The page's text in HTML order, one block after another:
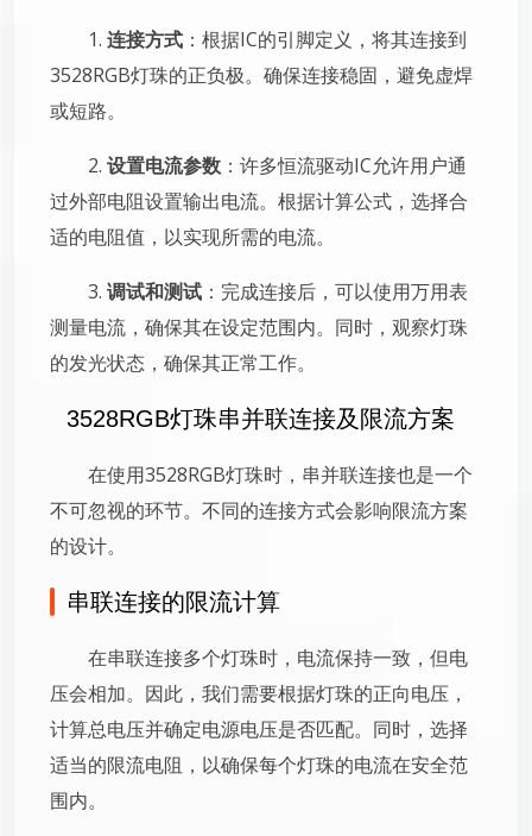
1. 连接方式 ：根据IC的引脚定义，将其连接到
3528RGB灯珠的正负极。确保连接稳固，避免虚焊
或短路。
2. 设置电流参数 ：许多恒流驱动IC允许用户通
过外部电阻设置输出电流。根据计算公式，选择合
适的电阻值，以实现所需的电流。
3. 调试和测试 ：完成连接后，可以使用万用表
测量电流，确保其在设定范围内。同时，观察灯珠
的发光状态，确保其正常工作。
3528RGB灯珠串并联连接及限流方案
在使用3528RGB灯珠时，串并联连接也是一个
不可忽视的环节。不同的连接方式会影响限流方案
的设计。
串联连接的限流计算
在串联连接多个灯珠时，电流保持一致，但电
压会相加。因此，我们需要根据灯珠的正向电压，
计算总电压并确定电源电压是否匹配。同时，选择
适当的限流电阻，以确保每个灯珠的电流在安全范
围内。